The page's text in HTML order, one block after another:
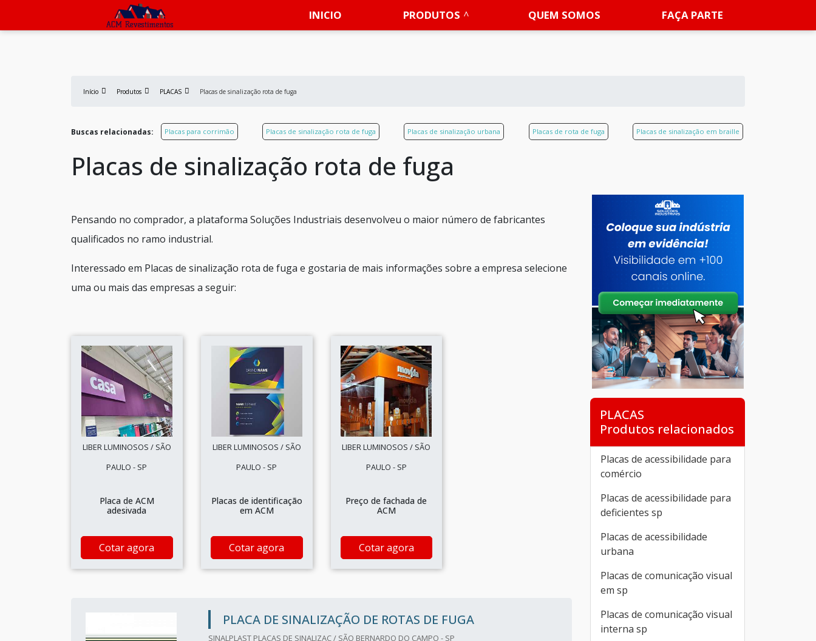
INICIO PRODUTOS QUEM SOMOS FAÇA PARTE
Início Produtos PLACAS Placas de sinalização rota de fuga
Buscas relacionadas: Placas para corrimão Placas de sinalização rota de fuga Placas de sinalização urbana Placas de rota de fuga Placas de sinalização em braille
Placas de sinalização rota de fuga
Pensando no comprador, a plataforma Soluções Industriais desenvolveu o maior número de fabricantes
qualificados no ramo industrial.
Interessado em Placas de sinalização rota de fuga e gostaria de mais informações sobre a empresa selecione
uma ou mais das empresas a seguir:
LIBER LUMINOSOS / SÃO
PAULO - SP
Placa de ACM
adesivada
Cotar agora
LIBER LUMINOSOS / SÃO
PAULO - SP
Placas de identificação
em ACM
Cotar agora
LIBER LUMINOSOS / SÃO
PAULO - SP
Preço de fachada de
ACM
Cotar agora
PLACA DE SINALIZAÇÃO DE ROTAS DE FUGA
SINALPLAST PLACAS DE SINALIZAC / SÃO BERNARDO DO CAMPO - SP
PLACAS
Produtos relacionados
Placas de acessibilidade para
comércio
Placas de acessibilidade para
deficientes sp
Placas de acessibilidade
urbana
Placas de comunicação visual
em sp
Placas de comunicação visual
interna sp